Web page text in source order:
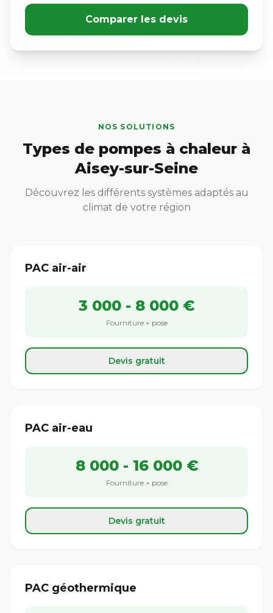
Comparer les devis
NOS SOLUTIONS
Types de pompes à chaleur à
Aisey-sur-Seine
Découvrez les différents systèmes adaptés au
climat de votre région
PAC air-air
3 000 - 8 000 €
Fourniture + pose
Devis gratuit
PAC air-eau
8 000 - 16 000 €
Fourniture + pose
Devis gratuit
PAC géothermique